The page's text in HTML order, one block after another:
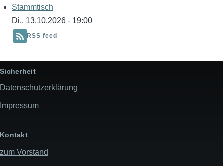
Stammtisch
Di., 13.10.2026 - 19:00
RSS feed
Sicherheit
Datenschutzerklärung
Impressum
Kontakt
zum Vorstand